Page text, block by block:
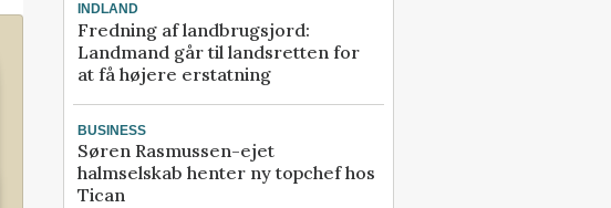
INDLAND
Fredning af landbrugsjord:
Landmand går til landsretten for
at få højere erstatning
BUSINESS
Søren Rasmussen-ejet
halmselskab henter ny topchef hos
Tican